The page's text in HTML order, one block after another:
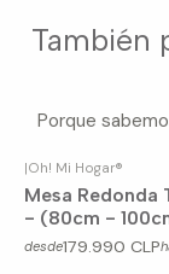
También
Porque
Agotado
|Oh! Mi Hogar®
Mesa
- (80cm -
desde179.990 CLP